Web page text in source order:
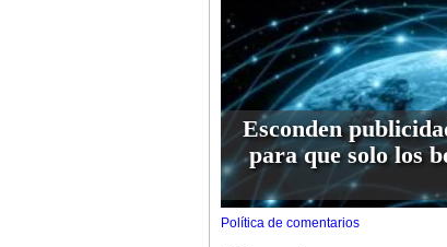
Esconden
para que solo los
Política de comentarios